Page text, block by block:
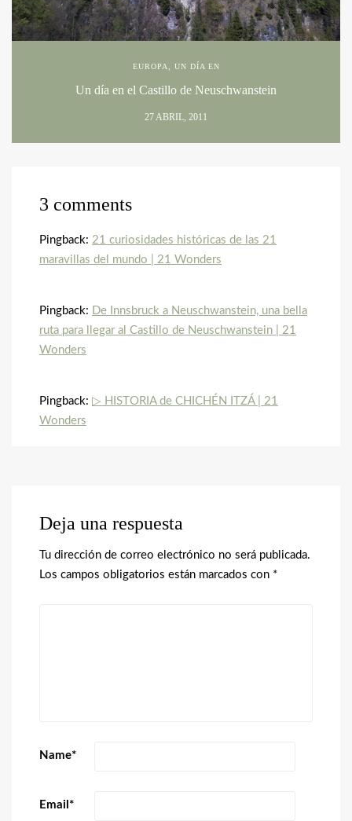
EUROPA UN DÍA EN
Un día en el Castillo de Neuschwanstein
27 ABRIL, 2011
3 comments
Pingback: 21 curiosidades históricas de las 21
maravillas del mundo | 21 Wonders
Pingback: De Innsbruck a Neuschwanstein, una bella
ruta para llegar al Castillo de Neuschwanstein | 21
Wonders
Pingback: ▷ HISTORIA de CHICHÉN ITZÁ | 21
Wonders
Deja una respuesta
Tu dirección de correo electrónico no será publicada.
Los campos obligatorios están marcados con *
Name*
Email *